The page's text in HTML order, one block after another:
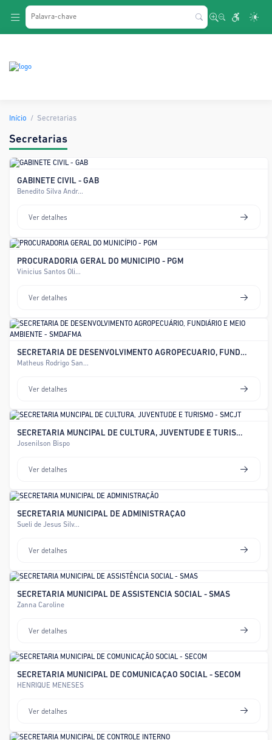
Início Secretarias
Secretarias
GABINETE CIVIL - GAB
Benedito Silva Andr...
Ver detalhes
PROCURADORIA GERAL DO MUNICÍPIO - PGM
Vinicius Santos Oli...
Ver detalhes
SECRETARIA DE DESENVOLVIMENTO AGROPECUÁRIO, FUNDIÁRIO E MEIO AMBIENTE - SMDAFMA
Matheus Rodrigo San...
Ver detalhes
SECRETARIA MUNCIPAL DE CULTURA, JUVENTUDE E TURISMO - SMCJT
Josenilson Bispo
Ver detalhes
SECRETARIA MUNICIPAL DE ADMINISTRAÇÃO
Sueli de Jesus Silv...
Ver detalhes
SECRETARIA MUNICIPAL DE ASSISTÊNCIA SOCIAL - SMAS
Zanna Caroline
Ver detalhes
SECRETARIA MUNICIPAL DE COMUNICAÇÃO SOCIAL - SECOM
HENRIQUE MENESES
Ver detalhes